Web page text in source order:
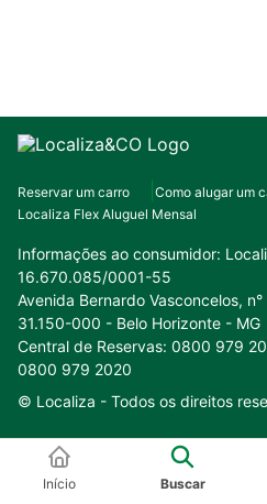
Reservar um carro Como alugar um
Localiza Flex Aluguel Mensal
Informações ao consumidor:
16.670.085/0001-55
Avenida Bernardo Vasconcelos,
31.150-000 - Belo Horizonte - MG
Central de Reservas: 0800 979
0800 979 2020
© Localiza - Todos os direitos
Conheça o nosso
Início Buscar